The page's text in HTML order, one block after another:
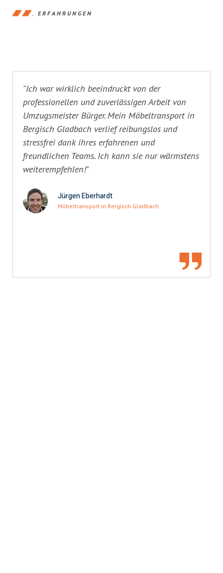
ERFAHRUNGEN
"Ich war wirklich beeindruckt von der
professionellen und zuverlässigen Arbeit von
Umzugsmeister Bürger. Mein Möbeltransport in
Bergisch Gladbach verlief reibungslos und
stressfrei dank ihres erfahrenen und
freundlichen Teams. Ich kann sie nur wärmstens
weiterempfehlen!"
Jürgen Eberhardt
Möbeltransport in Bergisch Gladbach